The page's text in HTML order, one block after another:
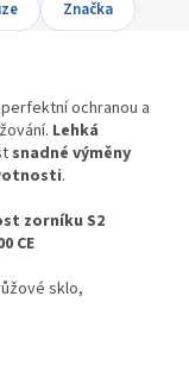
Značka
ochranou a
Lehká
snadné výměny
.
zorníku S2
CE
sklo,